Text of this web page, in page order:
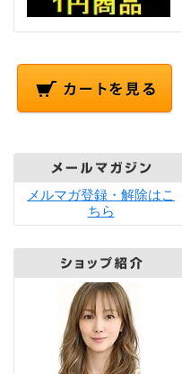
メルマガ登録・解除はこ
ちら